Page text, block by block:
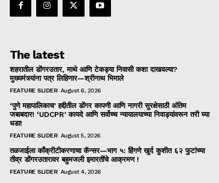
The latest
शहरातील डोंगरउतार, माथे आणि टेकड्या निवासी कशा दाखवल्या?
मुख्यमंत्र्यांना पत्र लिहिणार—श्रीनाथ भिमाले
FEATURE SLIDER August 6, 2026
‘पुणे महापालिकाच’ हद्दीतील डोंगर कापणी आणि नागरी सुरक्षेसाठी अंतिम
जबाबदार! ‘UDCPR’ कायदे आणि सर्वोच्च न्यायालयाच्या निवाड्यांवरून तरी घ्या
धडा!
FEATURE SLIDER August 5, 2026
तळजाईला काँक्रीटीकरणाचा कॅन्सर—भाग ५: हिंगणे खुर्द कुशीत ६२ फुटांच्या
तीव्र डोंगरउतारावर बहुमजली इमारतींचे आक्रमण !
FEATURE SLIDER August 4, 2026